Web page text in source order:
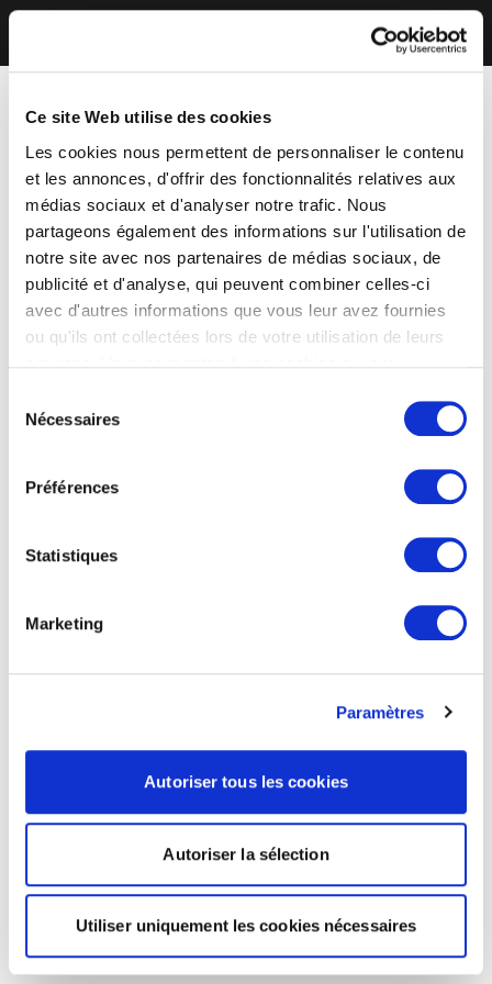
Ce site Web utilise des cookies
Les cookies nous permettent de personnaliser le contenu
et les annonces, d'offrir des fonctionnalités relatives aux
médias sociaux et d'analyser notre trafic. Nous
partageons également des informations sur l'utilisation de
notre site avec nos partenaires de médias sociaux, de
publicité et d'analyse, qui peuvent combiner celles-ci
avec d'autres informations que vous leur avez fournies
ou qu'ils ont collectées lors de votre utilisation de leurs
Nécessaires
Préférences
Statistiques
Marketing
Paramètres
Autoriser tous les cookies
Autoriser la sélection
Utiliser uniquement les cookies nécessaires